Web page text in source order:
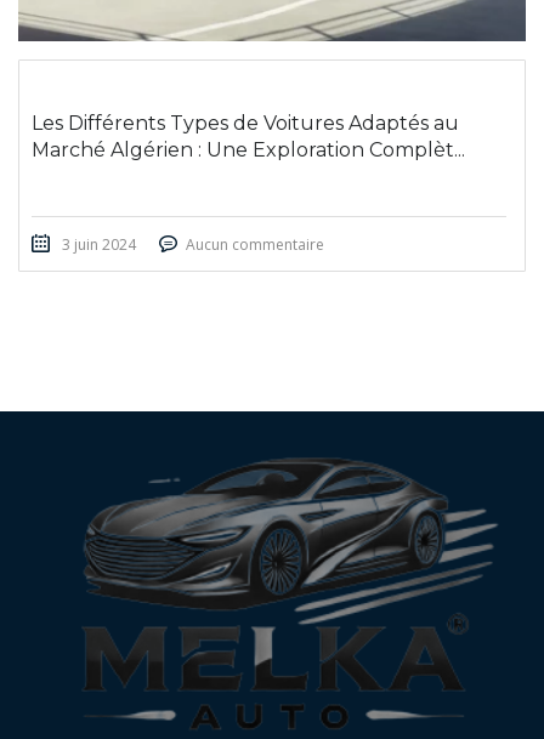
Les Différents Types de Voitures Adaptés au
Marché Algérien : Une Exploration Complèt...
3 juin 2024 Aucun commentaire